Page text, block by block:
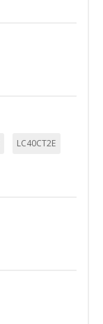
LC40CT2E